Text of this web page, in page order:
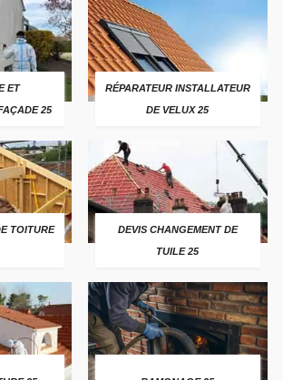
ET
25
RÉPARATEUR INSTALLATEUR
DE VELUX 25
TOITURE
DEVIS CHANGEMENT DE
TUILE 25